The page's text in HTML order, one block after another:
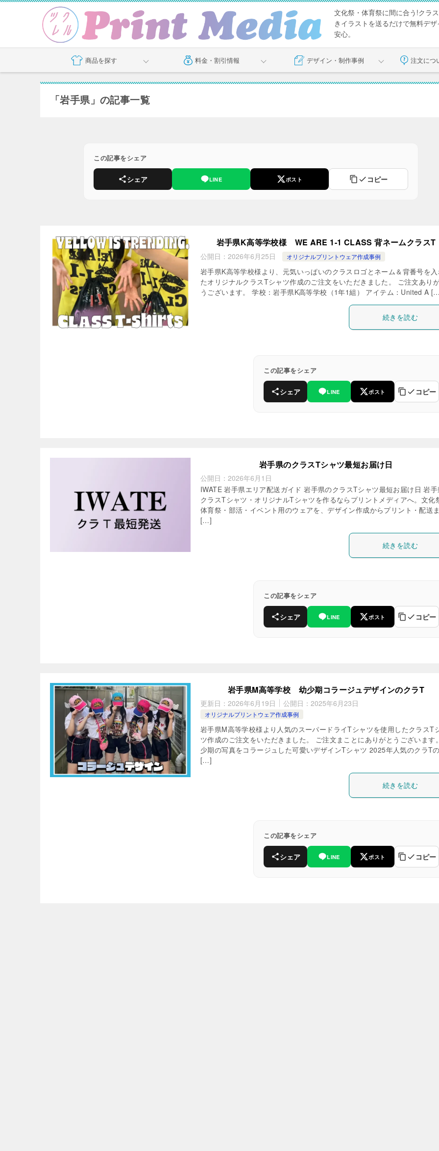
文化祭・体育祭に間に合う!クラ
きイラストを送るだけで無料デ
安心。
商品を探す 料金・割引情報 デザイン・制作事例 注文につ
「岩手県」の記事一覧
この記事をシェア
シェア LINE ポスト コピー
岩手県K高等学校様 WE ARE 1-1 CLASS 背ネームクラスT
公開日： 2026年6月25日 オリジナルプリントウェア作成事例
岩手県K高等学校様より、元気いっぱいのクラスロゴとネーム＆背番号を
たオリジナルクラスTシャツ作成のご注文をいただきました。 ご注文あり
うございます。 学校：岩手県K高等学校（1年1組） アイテム：United A
続きを読む
この記事をシェア
シェア LINE ポスト コピー
岩手県のクラスTシャツ最短お届け日
公開日： 2026年6月1日
IWATE 岩手県エリア配送ガイド 岩手県のクラスTシャツ最短お届け日 岩
クラスTシャツ・オリジナルTシャツを作るならプリントメディアへ。文化
体育祭・部活・イベント用のウェアを、デザイン作成からプリント・配送ま
[…]
続きを読む
この記事をシェア
シェア LINE ポスト コピー
岩手県M高等学校 幼少期コラージュデザインのクラT
更新日： 2026年6月19日 公開日： 2025年6月23日
オリジナルプリントウェア作成事例
岩手県M高等学校様より人気のスーパードライTシャツを使用したクラスT
ツ作成のご注文をいただきました。 ご注文まことにありがとうございます
少期の写真をコラージュした可愛いデザインTシャツ 2025年人気のクラTの
[…]
続きを読む
この記事をシェア
シェア LINE ポスト コピー